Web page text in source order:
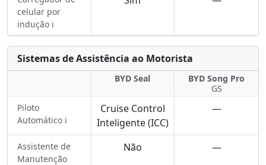
celular por
indução ℹ️
Sistemas de Assistência ao Motorista
BYD Seal
BYD Song Pro
GS
Piloto
Automático ℹ️
Cruise Control
Inteligente (ICC)
—
Assistente de
Manutenção
Não —